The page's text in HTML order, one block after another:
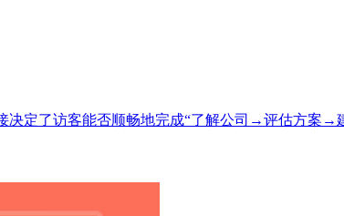
决定了访客能否顺畅地完成“了解公司→评估方案